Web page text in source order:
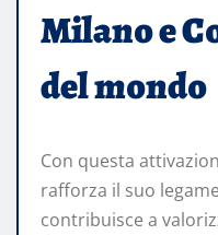
Milano e
del mondo
Con questa
rafforza il suo
contribuisce a